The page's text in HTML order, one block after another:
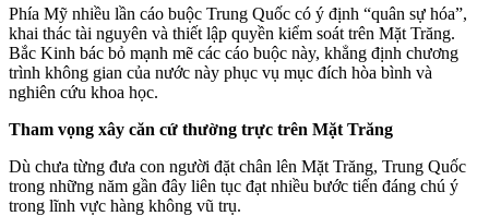
Phía Mỹ nhiều lần cáo buộc Trung Quốc có ý định “quân sự hóa”,
khai thác tài nguyên và thiết lập quyền kiểm soát trên Mặt Trăng.
Bắc Kinh bác bỏ mạnh mẽ các cáo buộc này, khẳng định chương
trình không gian của nước này phục vụ mục đích hòa bình và
nghiên cứu khoa học.
Tham vọng xây căn cứ thường trực trên Mặt Trăng
Dù chưa từng đưa con người đặt chân lên Mặt Trăng, Trung Quốc
trong những năm gần đây liên tục đạt nhiều bước tiến đáng chú ý
trong lĩnh vực hàng không vũ trụ.